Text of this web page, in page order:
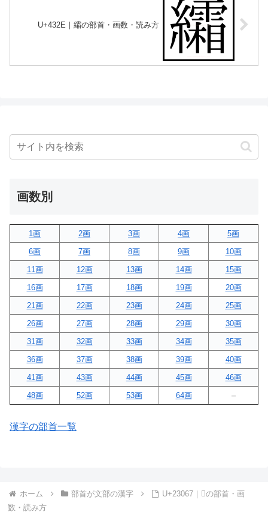
U+432E｜䌮の部首・画数・読み方
画数別
1画 2画 3画 4画
5画
6画
7画 8画 9画
10画
11画
12画 13画 14画
15画
16画
17画 18画 19画
20画
21画
22画 23画 24画
25画
26画
27画 28画 29画
30画
31画
32画 33画 34画
35画
36画
37画 38画 39画
40画
41画
43画 44画 45画
46画
48画
52画 53画 64画 –
漢字の部首一覧
ホーム 部首が文部の漢字
U+23067｜𣁧の部首・画
数・読み方